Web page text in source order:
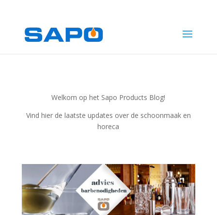
Welkom op het Sapo Products Blog!
Vind hier de laatste updates over de schoonmaak en
horeca